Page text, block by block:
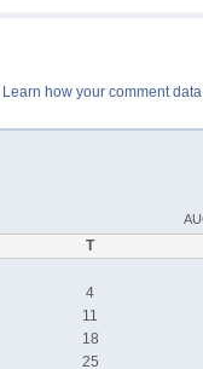
Learn how your comment
T
4
11
18
25